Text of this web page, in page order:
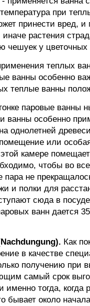
при
принести вред,
растения
чешуек у цветочных
теплых
ванны особенно
теплые ванны
паровые ванны
ванны особенно
однолетней
или
камере
чтобы во
пара не
и полки для
сюда в
ванн дается
Как
в качестве
получению при
самый срок
именно тогда,
бывает около